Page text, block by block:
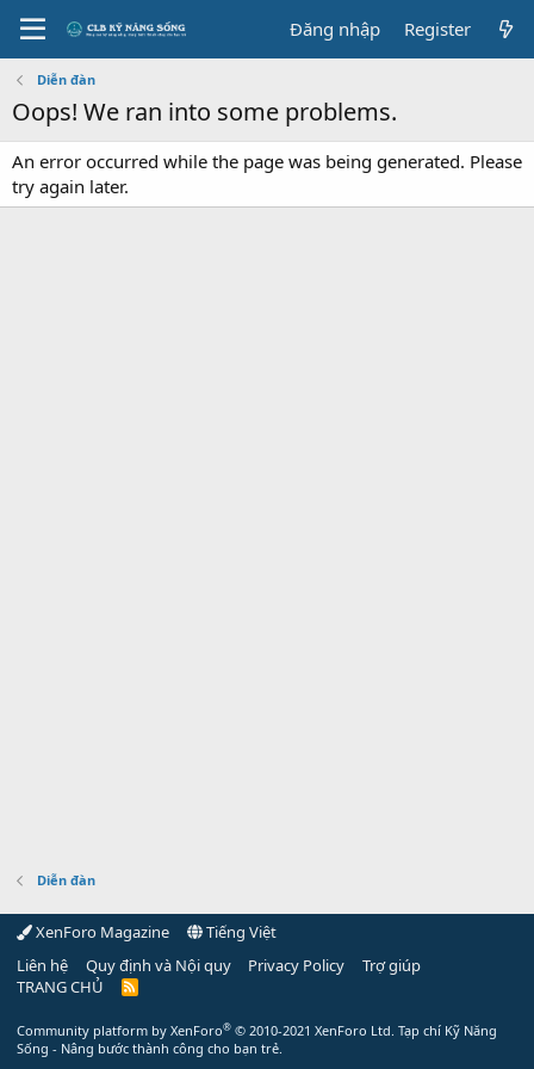
Đăng nhập Register
Diễn đàn
Oops! We ran into some problems.
An error occurred while the page was being generated. Please
try again later.
Diễn đàn
XenForo Magazine
Tiếng Việt
Liên hệ
Quy định và Nội quy Privacy Policy
Trợ giúp
TRANG CHỦ
R
Community platform by XenForo® © 2010-2021 XenForo Ltd. Tạp chí Kỹ Năng
Sống - Nâng bước thành công cho bạn trẻ.